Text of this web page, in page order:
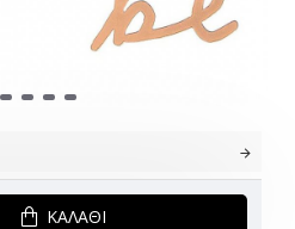
ΚΑΛΆΘΙ